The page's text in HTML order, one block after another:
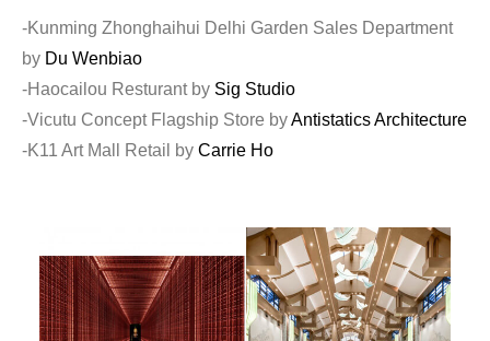
-Kunming Zhonghaihui Delhi Garden Sales Department
by Du Wenbiao
-Haocailou Resturant by Sig Studio
-Vicutu Concept Flagship Store byAntistatics Architecture
-K11 Art Mall Retail by Carrie Ho